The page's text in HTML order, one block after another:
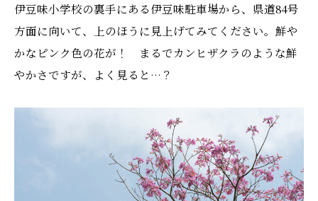
伊豆味小学校の裏手にある伊豆味駐車場から、県道84号
方面に向いて、上のほうに見上げてみてください。鮮や
かなピンク色の花が！ まるでカンヒザクラのような鮮
やかさですが、よく見ると…？